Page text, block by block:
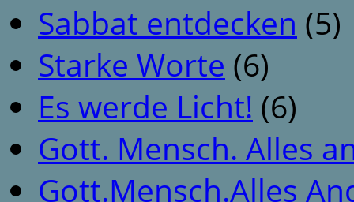
Sabbat entdecken (5)
Starke Worte (6)
Es werde Licht! (6)
Gott. Mensch. Alles
Gott.Mensch.Alles